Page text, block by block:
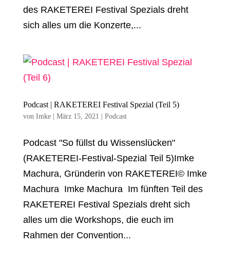
des RAKETEREI Festival Spezials dreht
sich alles um die Konzerte,...
Podcast | RAKETEREI Festival Spezial (Teil 5)
von Imke| März 15, 2021 Podcast
Podcast "So füllst du Wissenslücken"
(RAKETEREI-Festival-Spezial Teil 5)Imke
Machura, Gründerin von RAKETEREI© Imke
Machura Imke Machura Im fünften Teil des
RAKETEREI Festival Spezials dreht sich
alles um die Workshops, die euch im
Rahmen der Convention...